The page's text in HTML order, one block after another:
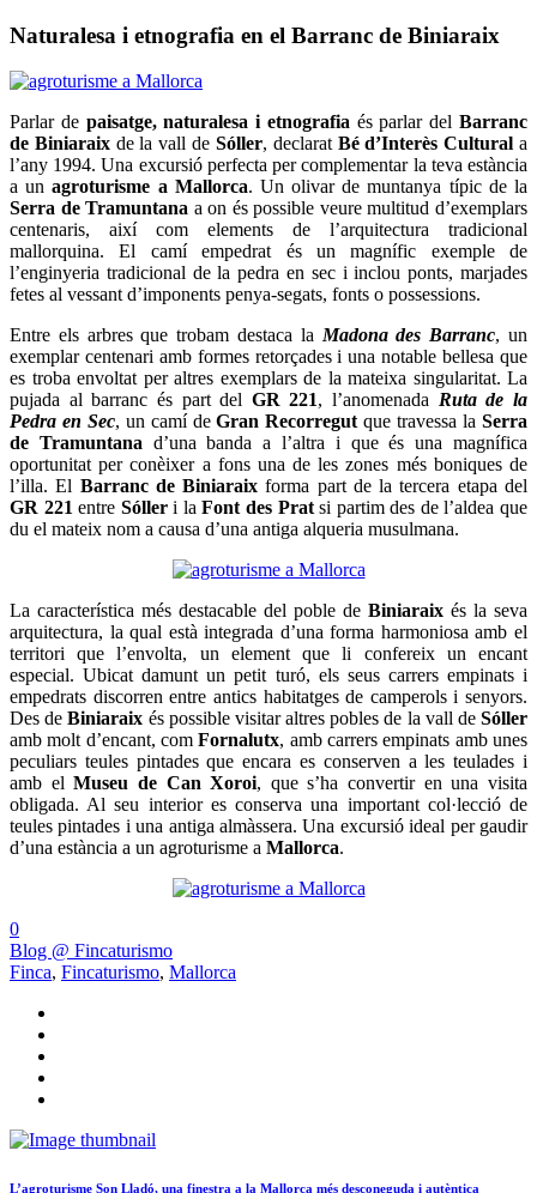
Naturalesa i etnografia en el Barranc de Biniaraix
Parlar de paisatge, naturalesa i etnografiaés parlar delBarranc
de Biniaraixde la vall de Sóller, declarat Bé d’Interès Cultural a
l’any 1994. Una excursió perfecta per complementar la teva estància
a unagroturisme a Mallorca. Un olivar de muntanya típic de la
Serra de Tramuntana a on és possible veure multitud d’exemplars
centenaris, així com elements de l’arquitectura tradicional
mallorquina. El camí empedrat és un magnífic exemple de
l’enginyeria tradicional de la pedra en sec i inclou ponts, marjades
fetes al vessant d’imponents penya-segats, fonts o possessions.
Entre els arbres que trobam destaca laMadona des Barranc, un
exemplar centenari amb formes retorçades i una notable bellesa que
es troba envoltat per altres exemplars de la mateixa singularitat. La
pujada al barranc és part del GR 221, l’anomenada Ruta de la
Pedra en Sec, un camí deGran Recorregutque travessa laSerra
de Tramuntanad’una banda a l’altra i que és una magnífica
oportunitat per conèixer a fons una de les zones més boniques de
l’illa. El Barranc de Biniaraix forma part de la tercera etapa del
GR 221entre Sólleri laFont des Pratsi partim des de l’aldea que
du el mateix nom a causa d’una antiga alqueria musulmana.
La característica més destacable del poble de Biniaraix és la seva
arquitectura, la qual està integrada d’una forma harmoniosa amb el
territori que l’envolta, un element que li confereix un encant
especial. Ubicat damunt un petit turó, els seus carrers empinats i
empedrats discorren entre antics habitatges de camperols i senyors.
Des deBiniaraix és possible visitar altres pobles de la vall deSóller
amb molt d’encant, comFornalutx, amb carrers empinats amb unes
peculiars teules pintades que encara es conserven a les teulades i
amb elMuseu de Can Xoroi, que s’ha convertir en una visita
obligada. Al seu interior es conserva una important col·lecció de
teules pintades i una antiga almàssera. Una excursió ideal per gaudir
d’una estància a un agroturisme a Mallorca.
0
Blog @ Fincaturismo
Finca, Fincaturismo, Mallorca
L’agroturisme Son Lladó, una finestra a la Mallorca més desconeguda i autèntica